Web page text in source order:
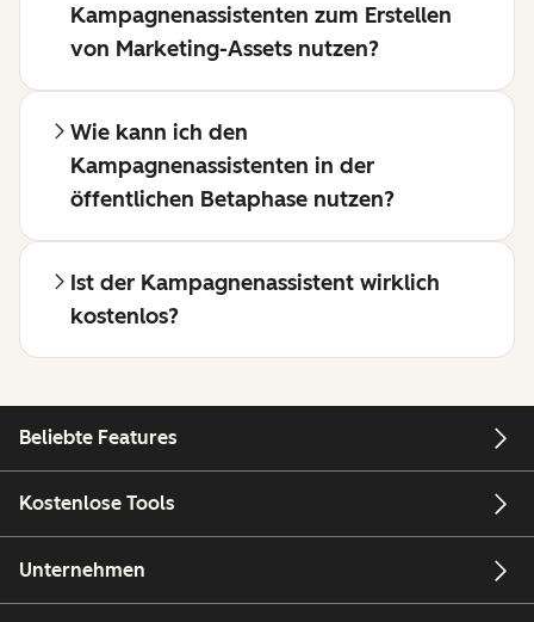
Kampagnenassistenten zum Erstellen
von Marketing-Assets nutzen?
Wie kann ich den
Kampagnenassistenten in der
öffentlichen Betaphase nutzen?
Ist der Kampagnenassistent wirklich
kostenlos?
Beliebte Features
Kostenlose Tools
Unternehmen